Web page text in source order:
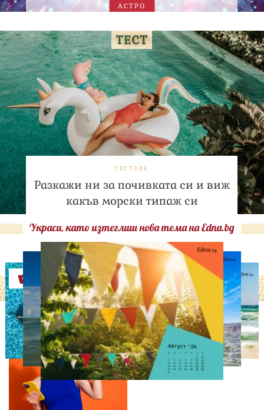
АСТРО
ТЕСТОВЕ
Разкажи ни за почивката си и виж
какъв морски типаж си
Украси, като изтеглиш нова тема на Edna.bg
Оферти
ЛЮБОПИТНО
ТЕСТ: Какво издава
телефонът ти за теб?